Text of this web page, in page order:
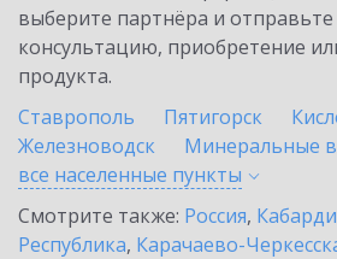
выберите партнёра и отправьте
консультацию, приобретение
продукта.
Ставрополь
Пятигорск
Железноводск
Минеральные
все населенные пункты
Смотрите также: Россия,
Республика, Карачаево-